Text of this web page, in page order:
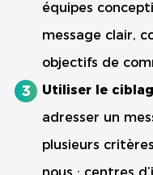
équipes
message clair,
objectifs de
Utiliser le
adresser un
plusieurs